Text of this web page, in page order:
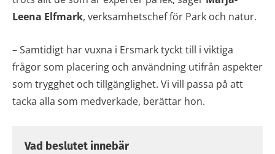
Leena Elfmark, verksamhetschef för Park och natur.
– Samtidigt har vuxna i Ersmark tyckt till i viktiga
frågor som placering och användning utifrån aspekter
som trygghet och tillgänglighet. Vi vill passa på att
tacka alla som medverkade, berättar hon.
Vad beslutet innebär